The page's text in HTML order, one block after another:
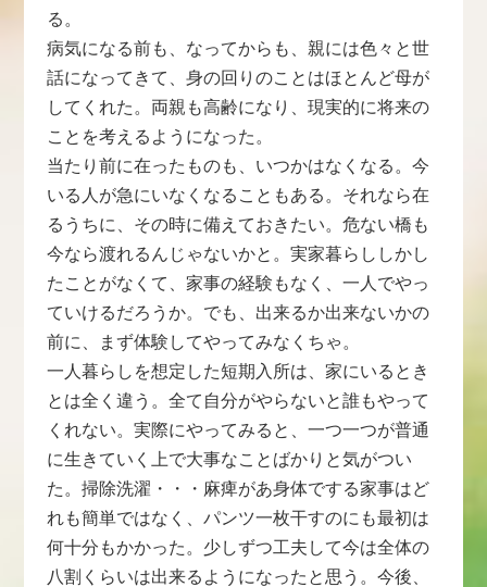
る。
病気になる前も、なってからも、親には色々と世
話になってきて、身の回りのことはほとんど母が
してくれた。両親も高齢になり、現実的に将来の
ことを考えるようになった。
当たり前に在ったものも、いつかはなくなる。今
いる人が急にいなくなることもある。それなら在
るうちに、その時に備えておきたい。危ない橋も
今なら渡れるんじゃないかと。実家暮らししかし
たことがなくて、家事の経験もなく、一人でやっ
ていけるだろうか。でも、出来るか出来ないかの
前に、まず体験してやってみなくちゃ。
一人暮らしを想定した短期入所は、家にいるとき
とは全く違う。全て自分がやらないと誰もやって
くれない。実際にやってみると、一つ一つが普通
に生きていく上で大事なことばかりと気がつい
た。掃除洗濯・・・麻痺があ身体でする家事はど
れも簡単ではなく、パンツ一枚干すのにも最初は
何十分もかかった。少しずつ工夫して今は全体の
八割くらいは出来るようになったと思う。今後、